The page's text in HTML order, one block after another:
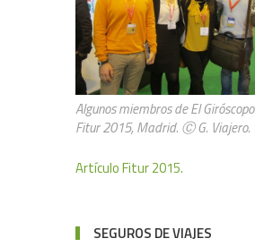
Algunos miembros de El
Fitur 2015, Madrid. Ⓒ G. Viajero.
Artículo Fitur 2015.
SEGUROS DE VIAJES